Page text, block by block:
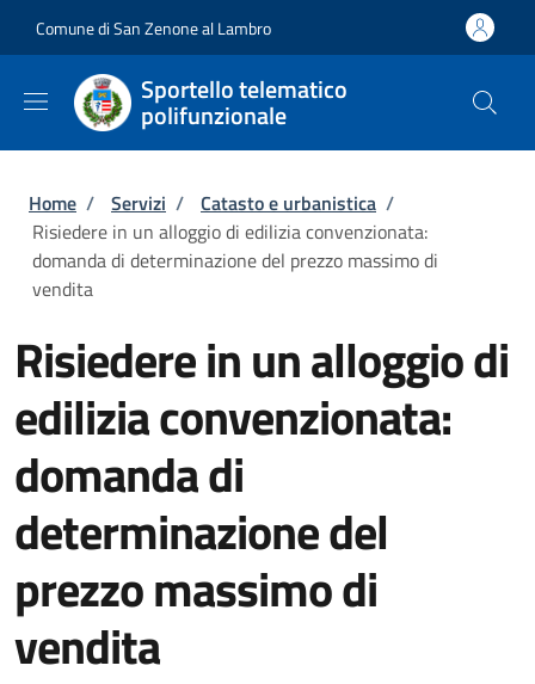
Comune di San Zenone al Lambro
Sportello telematico
polifunzionale
Briciole di pane
Home / Servizi / Catasto e urbanistica /
Risiedere in un alloggio di edilizia convenzionata:
domanda di determinazione del prezzo massimo di
vendita
Risiedere in un alloggio di
edilizia convenzionata:
domanda di
determinazione del
prezzo massimo di
vendita